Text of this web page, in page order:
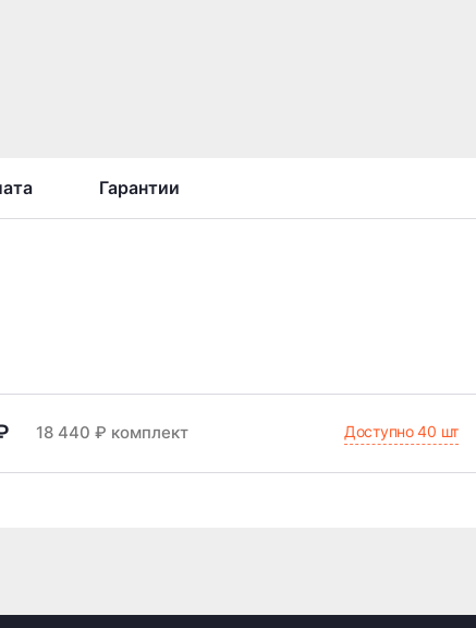
Гарантии
18 440 ₽ комплект Доступно 40 шт